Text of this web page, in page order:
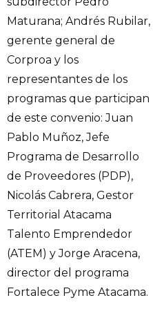
Maturana; Andrés Rubilar,
gerente general de
Corproa y los
representantes de los
programas que participan
de este convenio: Juan
Pablo Muñoz, Jefe
Programa de Desarrollo
de Proveedores (PDP),
Nicolás Cabrera, Gestor
Territorial Atacama
Talento Emprendedor
(ATEM) y Jorge Aracena,
director del programa
Fortalece Pyme Atacama.